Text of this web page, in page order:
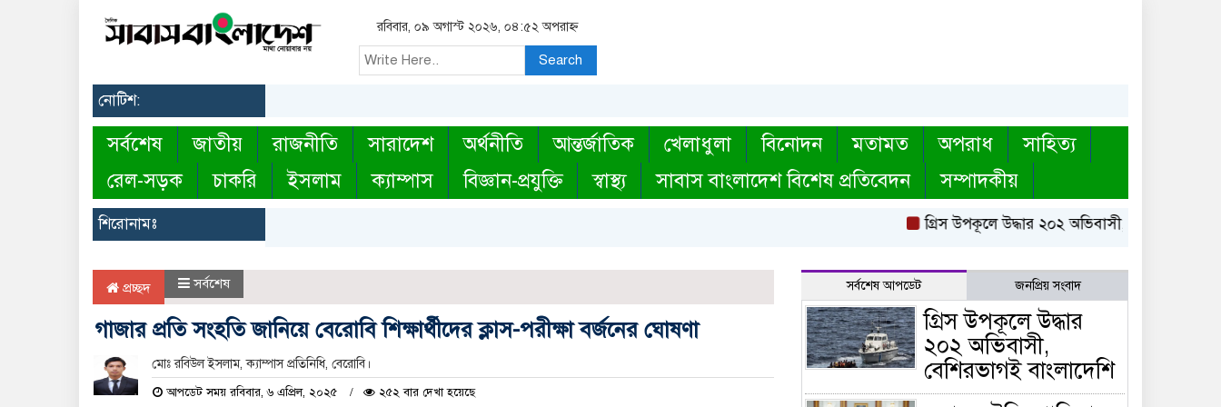
রবিবার, ০৯ অগাস্ট ২০২৬, ০৪:৫২ অপরাহ্ন
Search
নোটিশ:
সর্বশেষ জাতীয় রাজনীতি সারাদেশ অর্থনীতি আন্তর্জাতিক খেলাধুলা বিনোদন মতামত অপরাধ
সাহিত্য
রেল-সড়ক
চাকরি ইসলাম ক্যাম্পাস বিজ্ঞান-প্রযুক্তি স্বাস্থ্য সাবাস বাংলাদেশ বিশেষ প্রতিবেদন সম্পাদকীয়
শিরোনামঃ গ্রিস উপকূলে উদ্ধার ২০২ অভিবাসী, বেশিরভাগই
প্রচ্ছদ সর্বশেষ
গাজার প্রতি সংহতি জানিয়ে বেরোবি শিক্ষার্থীদের ক্লাস-পরীক্ষা বর্জনের ঘোষণা
মোঃ রবিউল ইসলাম, ক্যাম্পাস প্রতিনিধি, বেরোবি।
আপডেট সময় রবিবার, ৬ এপ্রিল, ২০২৫ ২৫২ বার দেখা হয়েছে
সর্বশেষ আপডেট জনপ্রিয় সংবাদ
গ্রিস উপকূলে উদ্ধার
২০২ অভিবাসী,
বেশিরভাগই বাংলাদেশি